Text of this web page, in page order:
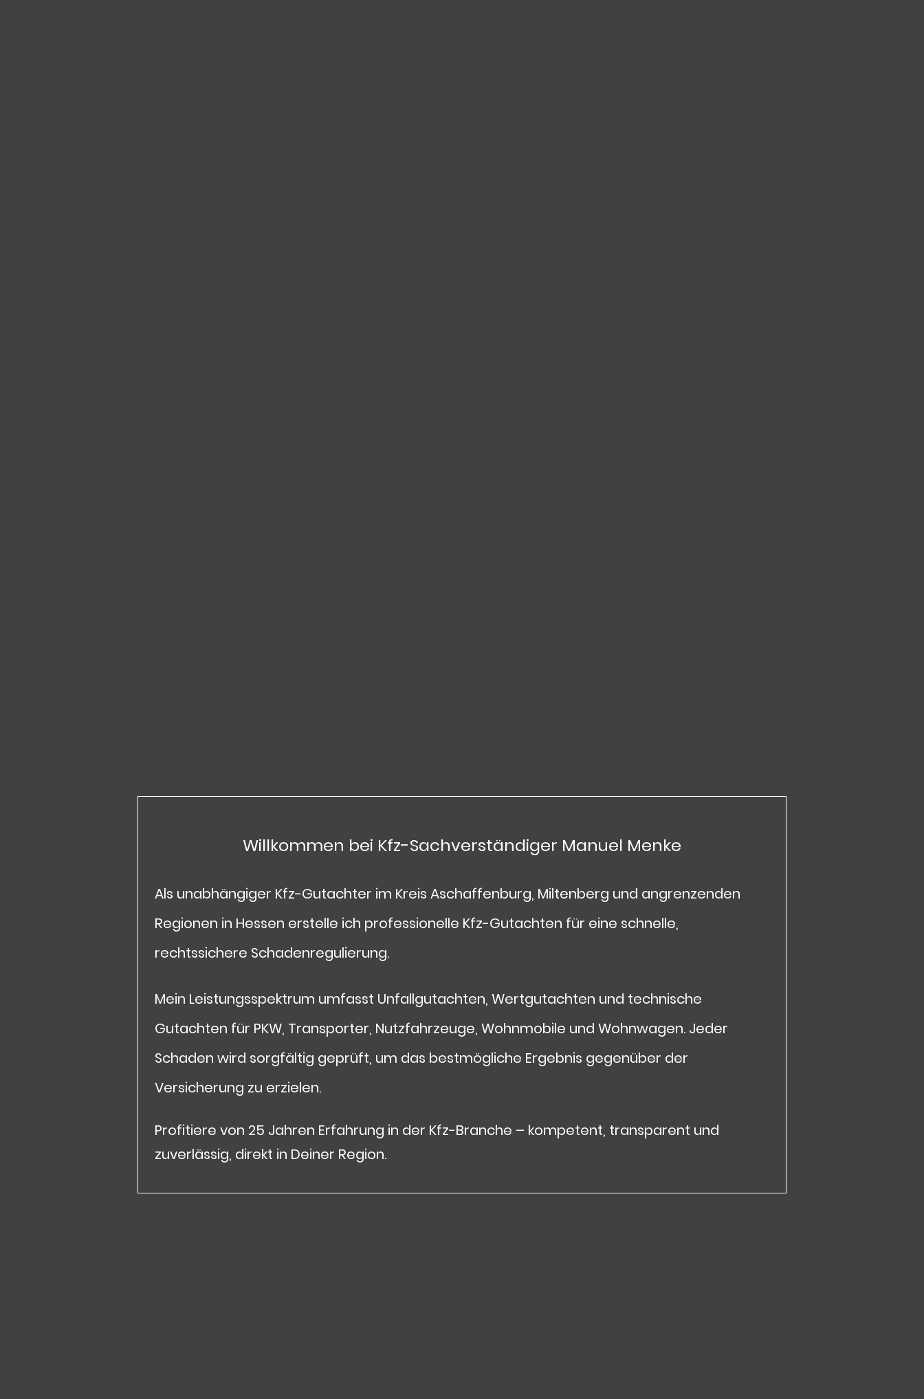
Willkommen bei Kfz-Sachverständiger Manuel Menke
Als unabhängiger Kfz-Gutachter im Kreis Aschaffenburg, Miltenberg und angrenzenden
Regionen in Hessen erstelle ich professionelle Kfz-Gutachten für eine schnelle,
rechtssichere Schadenregulierung.
Mein Leistungsspektrum umfasst Unfallgutachten, Wertgutachten und technische
Gutachten für PKW, Transporter, Nutzfahrzeuge, Wohnmobile und Wohnwagen. Jeder
Schaden wird sorgfältig geprüft, um das bestmögliche Ergebnis gegenüber der
Versicherung zu erzielen.
Profitiere von 25 Jahren Erfahrung in der Kfz-Branche – kompetent, transparent und
zuverlässig, direkt in Deiner Region.